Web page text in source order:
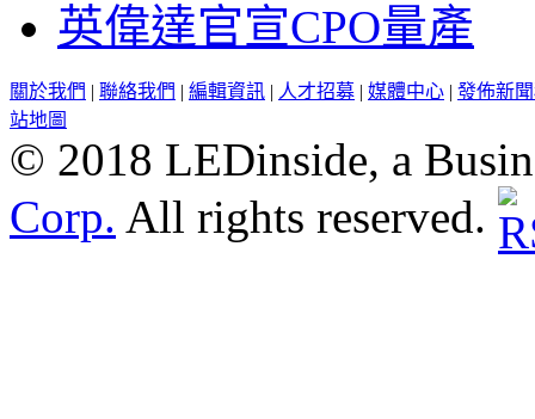
英偉達官宣CPO量產
關於我們 | 聯絡我們 | 編輯資訊 | 人才招募 | 媒體中心 | 發佈新
站地圖
© 2018 LEDinside, a
Corp. All rights reserved.